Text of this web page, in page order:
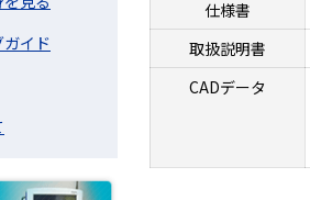
仕様書
取扱説明書
CADデータ
イド